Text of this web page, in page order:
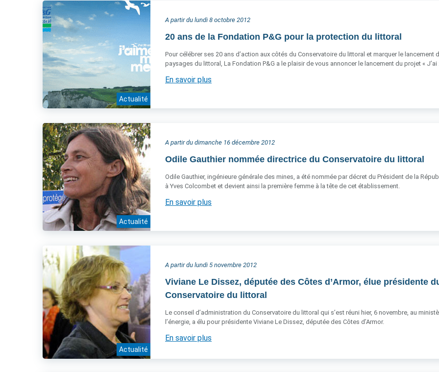
Actualité
A partir du lundi 8 octobre 2012
20 ans de la Fondation P&G pour la protection du littoral
Pour célébrer ses 20 ans d’action aux côtés du Conservatoire du littoral et marquer le
paysages du littoral, La Fondation P&G a le plaisir de vous annoncer le lancement du projet « J’ai
En savoir plus
Actualité
A partir du dimanche 16 décembre 2012
Odile Gauthier nommée directrice du Conservatoire du littoral
Odile Gauthier, ingénieure générale des mines, a été nommée par décret du Président de la
à Yves Colcombet et devient ainsi la première femme à la tête de cet établissement.
En savoir plus
Actualité
A partir du lundi 5 novembre 2012
Viviane Le Dissez, députée des Côtes d’Armor, élue présidente
Conservatoire du littoral
Le conseil d’administration du Conservatoire du littoral qui s’est réuni hier, 6 novembre, au
l’énergie, a élu pour présidente Viviane Le Dissez, députée des Côtes d’Armor.
En savoir plus